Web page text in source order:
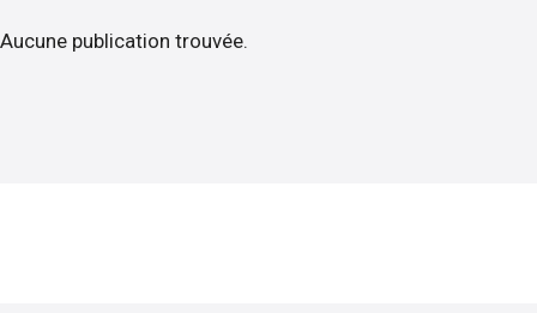
Aucune publication trouvée.